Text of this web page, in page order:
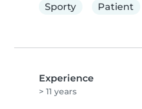
Sporty
Patient
Experience
> 11 years